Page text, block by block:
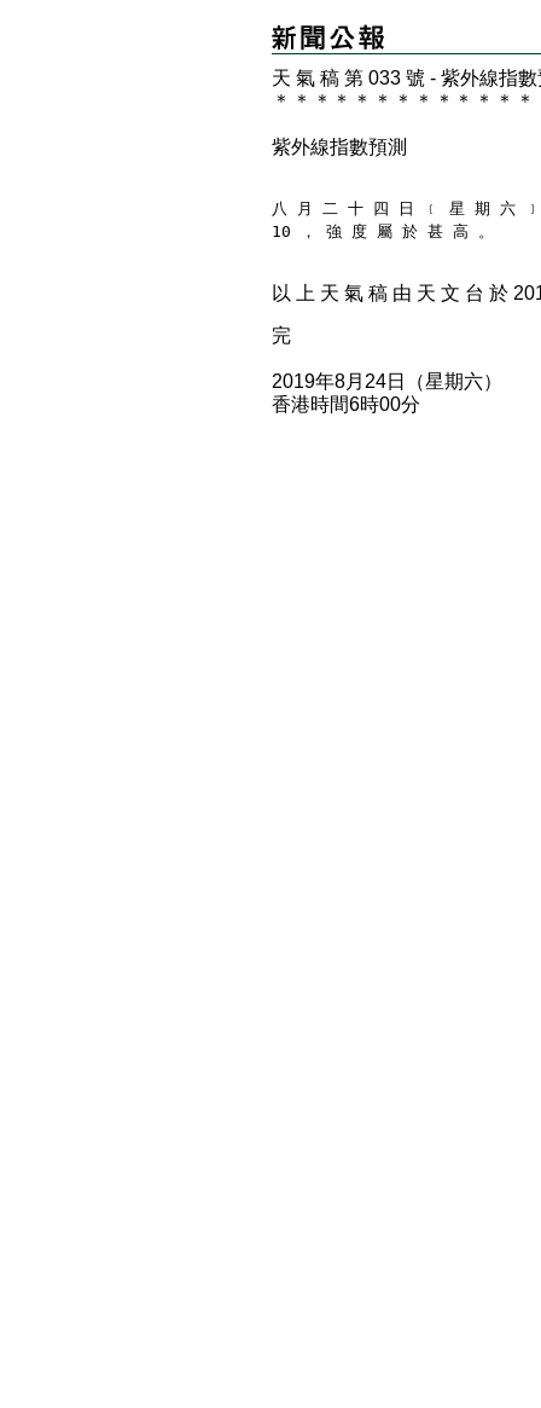
天 氣 稿 第 033 號 - 紫外線指
＊
＊ ＊ ＊ ＊ ＊ ＊ ＊ ＊ ＊ ＊ ＊ ＊
紫外線指數預測
八 月 二 十 四 日 ﹝ 星 期 六
10 ， 強 度 屬 於 甚 高 。
以 上 天 氣 稿 由 天 文 台 於
完
2019年8月24日（星期六）
香港時間6時00分